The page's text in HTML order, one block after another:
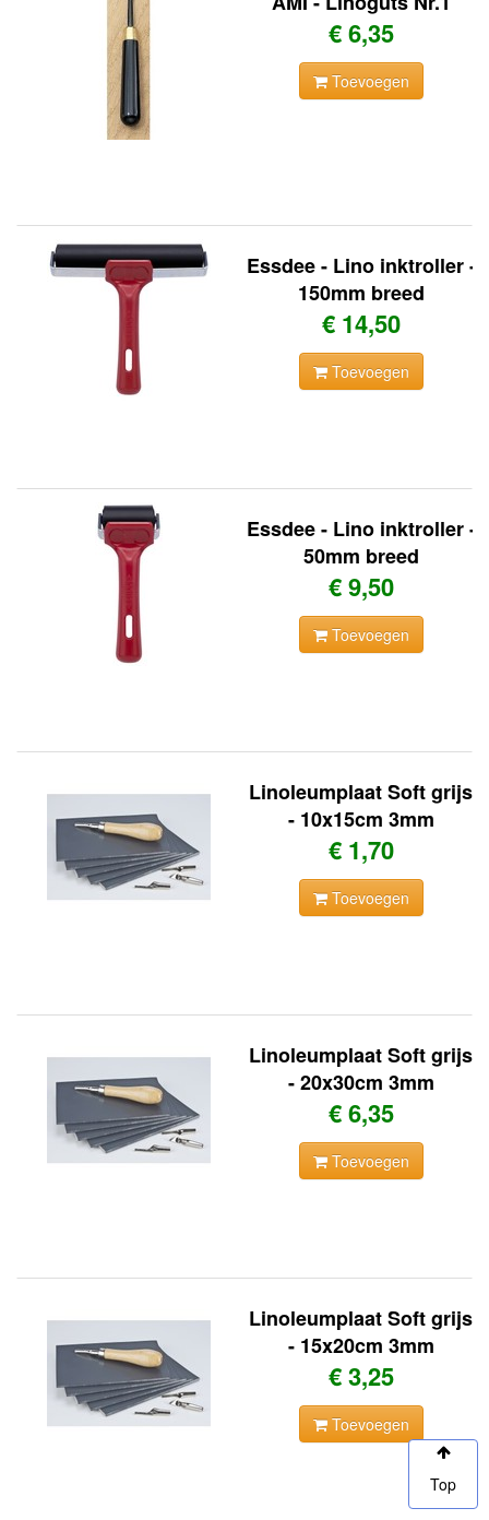
€ 6,35
Toevoegen
Essdee - Lino inktroller -
150mm breed
€ 14,50
Toevoegen
Essdee - Lino inktroller -
50mm breed
€ 9,50
Toevoegen
Linoleumplaat Soft grijs
- 10x15cm 3mm
€ 1,70
Toevoegen
Linoleumplaat Soft grijs
- 20x30cm 3mm
€ 6,35
Toevoegen
Linoleumplaat Soft grijs
- 15x20cm 3mm
€ 3,25
Toevoegen
Top